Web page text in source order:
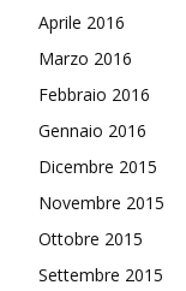
Aprile 2016
Marzo 2016
Febbraio 2016
Gennaio 2016
Dicembre 2015
Novembre 2015
Ottobre 2015
Settembre 2015